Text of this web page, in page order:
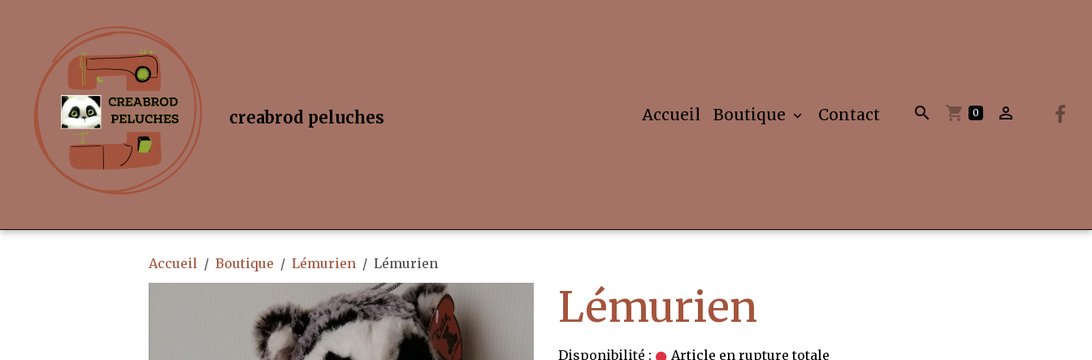
creabrod peluches Accueil Boutique Contact 0
Accueil Boutique Lémurien Lémurien
Lémurien
Disponibilité :
Article en rupture totale